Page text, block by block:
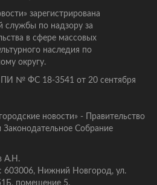
зарегистрирована
службы по надзору за
в сфере массовых
наследия по
округу.
ПИ № ФС 18-3541 от 20 сентября
новости» - Правительство
Собрание
А.Н.
603006, Нижний Новгород, ул.